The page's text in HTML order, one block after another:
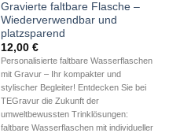
Gravierte faltbare Flasche –
Wiederverwendbar und
platzsparend
12,00 €
Personalisierte faltbare Wasserflaschen
mit Gravur – Ihr kompakter und
stylischer Begleiter! Entdecken Sie bei
TEGravur die Zukunft der
umweltbewussten Trinklösungen:
faltbare Wasserflaschen mit individueller